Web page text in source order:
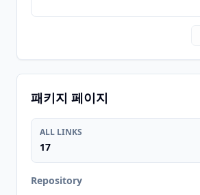
패키지 페이지
ALL LINKS
17
Repository